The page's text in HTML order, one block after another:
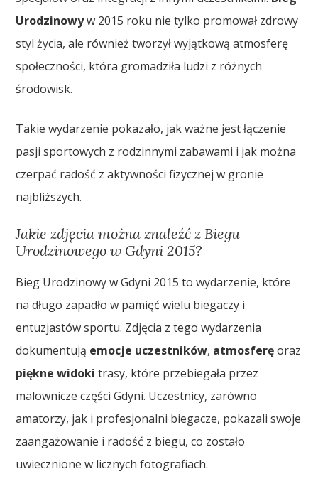
Urodzinowyw 2015 roku nie tylko promował zdrowy
styl życia, ale również tworzył wyjątkową atmosferę
społeczności, która gromadziła ludzi z różnych
środowisk.
Takie wydarzenie pokazało, jak ważne jest łączenie
pasji sportowych z rodzinnymi zabawami i jak można
czerpać radość z aktywności fizycznej w gronie
najbliższych.
Jakie zdjęcia można znaleźć z Biegu
Urodzinowego w Gdyni 2015?
Bieg Urodzinowy w Gdyni 2015 to wydarzenie, które
na długo zapadło w pamięć wielu biegaczy i
entuzjastów sportu. Zdjęcia z tego wydarzenia
dokumentują emocje uczestników, atmosferęoraz
piękne widoki trasy, które przebiegała przez
malownicze części Gdyni. Uczestnicy, zarówno
amatorzy, jak i profesjonalni biegacze, pokazali swoje
zaangażowanie i radość z biegu, co zostało
uwiecznione w licznych fotografiach.